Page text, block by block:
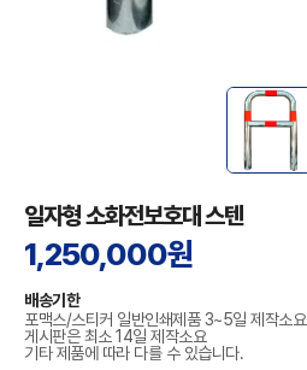
일자형 소화전보호대 스텐
1,250,000원
배송기한
포맥스/스티커 일반인쇄제품 3~5일 제작소요
게시판은 최소 14일 제작소요
기타 제품에 따라 다를 수 있습니다.